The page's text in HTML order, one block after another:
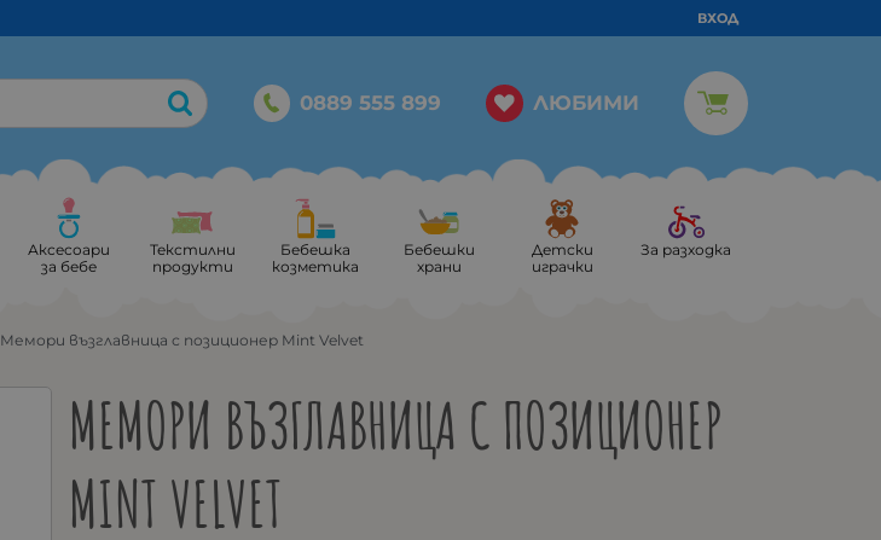
ВХОД
0889 555 899 ЛЮБИМИ
Аксесоари
за бебе
Текстилни
продукти
Бебешка
козметика
Бебешки
храни
Детски
играчки
За разходка
Мемори възглавница с позиционер Mint Velvet
МЕМОРИ ВЪЗГЛАВНИЦА С ПОЗИЦИОНЕР
MINT VELVET